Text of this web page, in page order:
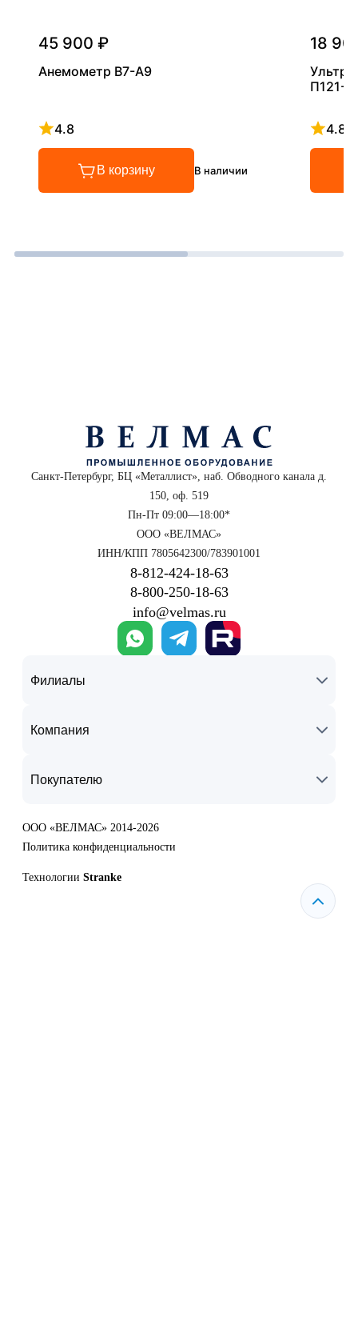
45 900 ₽
Анемометр В7-А9
4.8
Рейтинг 4.8 из 5
В корзину В наличии
18
П121-
4.8
Санкт-Петербург, БЦ «Металлист», наб. Обводного канала д.
150, оф. 519
Пн-Пт 09:00—18:00*
ООО «ВЕЛМАС»
ИНН/КПП 7805642300/783901001
8‑812‑424‑18‑63
8‑800‑250‑18‑63
info@velmas.ru
Филиалы
Компания
Покупателю
ООО «ВЕЛМАС» 2014-2026
Политика конфиденциальности
Технологии Stranke